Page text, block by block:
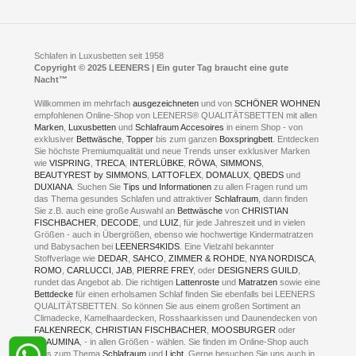
Jobs
Fotoalbum
Hagen
Kontakt
Neuer Showroom für unsere Onlineartikel.
Kontakt via:WhatsApp
Kontakt via:eMail
mögliche Zeiten für eine Showroom Terminreservierung
MO und DI geschlossen
MI - FR 11 bis 17 Uhr
SA 11 bis 15 Uhr
ONLINEBERATUNG UND
TERMIN- RESERVIERUNG
+49 (0) 2331 408 11
+49 (0) 1633 688 213
Schlafen in Luxusbetten seit 1958
Copyright © 2025 LEENERS | Ein guter Tag braucht eine gute
Nacht™
Willkommen im mehrfachausgezeichnetenund vonSCHÖNER WOHNEN
empfohlenen Online-Shop von LEENERS® QUALITÄTSBETTEN mit allen
Marken
Luxusbetten undSchlafraum Accesoires in einem Shop - von
exklusiver Bettwäsche ,Topper bis zum ganzen Boxspringbett . Entdecken
Sie höchste Premiumqualität und neue Trends unser exklusiver Marken
wieVISPRING ,TRECA INTERLÜBKE RÖWA ,SIMMONS
BEAUTYREST by SIMMONS
LATTOFLEX DOMALUX ,QBEDS und
DUXIANA . Suchen SieTips und Informationen zu allen Fragen rund um
das Thema gesundes Schlafen und attraktiverSchlafraum , dann finden
Sie z.B. auch eine große Auswahl an Bettwäsche vonCHRISTIAN
FISCHBACHER
DECODE , und LUIZ , für jede Jahreszeit und in vielen
Größen - auch in Übergrößen, ebenso wie hochwertige Kindermatratzen
und Babysachen bei
LEENERS4KIDS . Eine Vielzahl bekannter
Stoffverlage wie DEDAR ,SAHCO ,ZIMMER & ROHDE NYA NORDISCA
ROMO ,CARLUCCI ,JAB PIERRE FREY, oder DESIGNERS GUILD
rundet das Angebot ab. Die richtigen
Lattenroste und Matratzen sowie eine
Bettdecke für einen erholsamen Schlaf finden Sie ebenfalls bei LEENERS
QUALITÄTSBETTEN. So können Sie aus einem großen Sortiment an
Climadecke, Kamelhaardecken, Rosshaarkissen und Daunendecken von
FALKENRECK ,CHRISTIAN FISCHBACHER MOOSBURGER oder
TRAUMINA , - in allen Größen - wählen. Sie finden im Online-Shop auch
alles zum ThemaSchlafraum und Licht . Gerne besuchen Sie uns auch in